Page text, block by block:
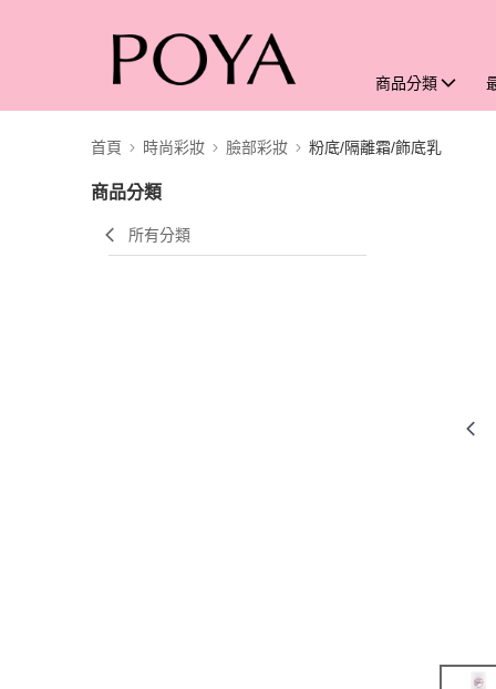
商品分類
首頁 時尚彩妝 臉部彩妝 粉底/隔離霜/飾底乳
商品分類
所有分類